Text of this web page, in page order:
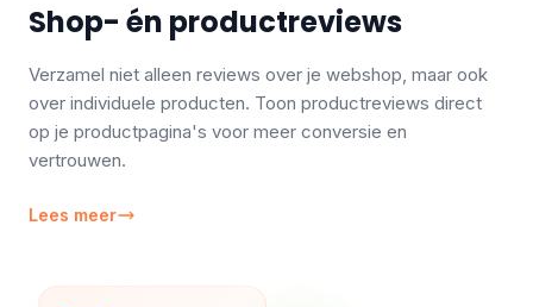
Shop- én productreviews
Verzamel niet alleen reviews over je webshop, maar ook
over individuele producten. Toon productreviews direct
op je productpagina's voor meer conversie en
vertrouwen.
Lees meer